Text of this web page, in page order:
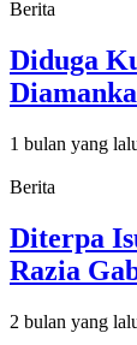
Berita
Diduga
1 bulan yang
Berita
Diterpa
Razia
2 bulan yang